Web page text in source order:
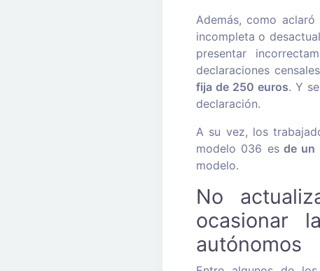
Además, como
incompleta o
presentar
declaraciones
fija de 250 euros. Y
declaración.
A su vez, los
modelo 036 esde un
modelo.
No
ocasionar
autónomos